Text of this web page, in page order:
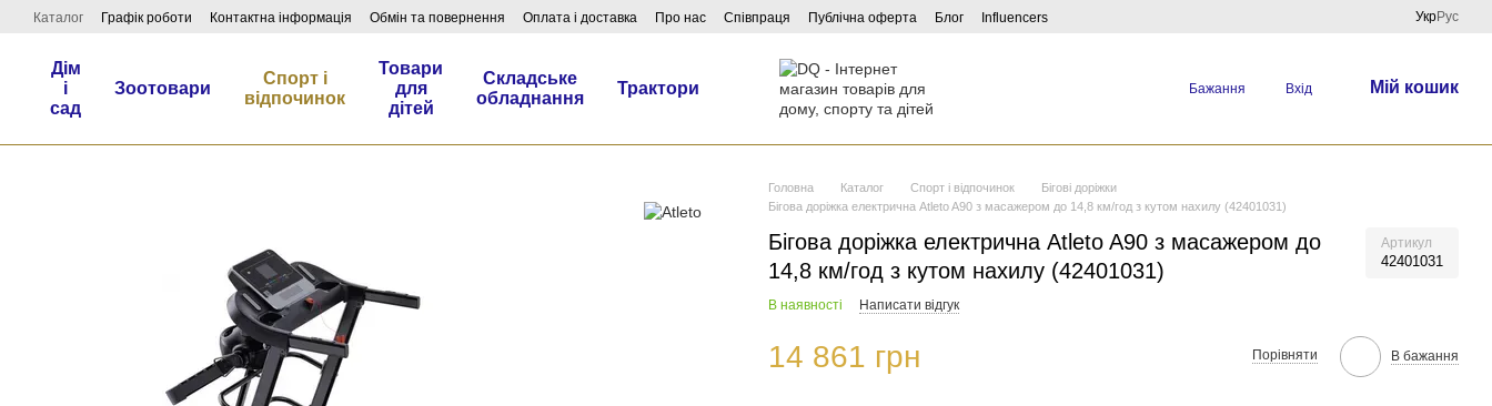
Перейти до основного контенту
Каталог Графік роботи Контактна інформація Обмін та повернення Оплата і доставка Про нас Співпраця Публічна оферта Блог Influencers УкрРус
Дім
і
сад
Зоотовари
Спорт і
відпочинок
Товари
для
дітей
Складське
обладнання
Трактори Бажання Вхід Мій кошик
Головна Каталог Спорт і відпочинок
Бігові доріжки
Бігова доріжка електрична Atleto A90 з масажером до 14,8 км/год з кутом нахилу (42401031)
Бігова доріжка електрична Atleto A90 з масажером до
14,8 км/год з кутом нахилу (42401031)
Артикул
42401031
В наявності Написати відгук
14 861 грн Порівняти В бажання